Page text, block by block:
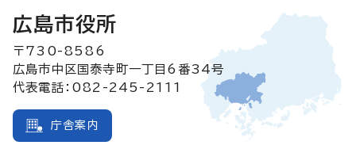
広島市役所
〒730-8586
広島市中区国泰寺町一丁目6番34号
代表電話：082-245-2111
庁舎案内